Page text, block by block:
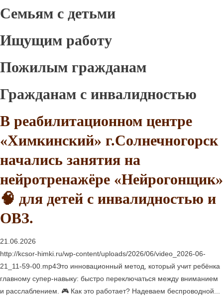
Семьям с детьми
Ищущим работу
Пожилым гражданам
Гражданам с инвалидностью
В реабилитационном центре
«Химкинский» г.Солнечногорск
начались занятия на
нейротренажёре «Нейрогонщик»
🧠 для детей с инвалидностью и
ОВЗ.
21.06.2026
http://kcsor-himki.ru/wp-content/uploads/2026/06/video_2026-06-
21_11-59-00.mp4Это инновационный метод, который учит ребёнка
главному супер-навыку: быстро переключаться между вниманием
и расслаблением. 🎮 Как это работает? Надеваем беспроводной...